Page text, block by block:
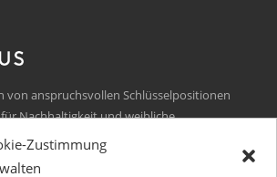
Zustimmung
von anspruchsvollen Schlüsselpositionen
Nachhaltigkeit und weibliche